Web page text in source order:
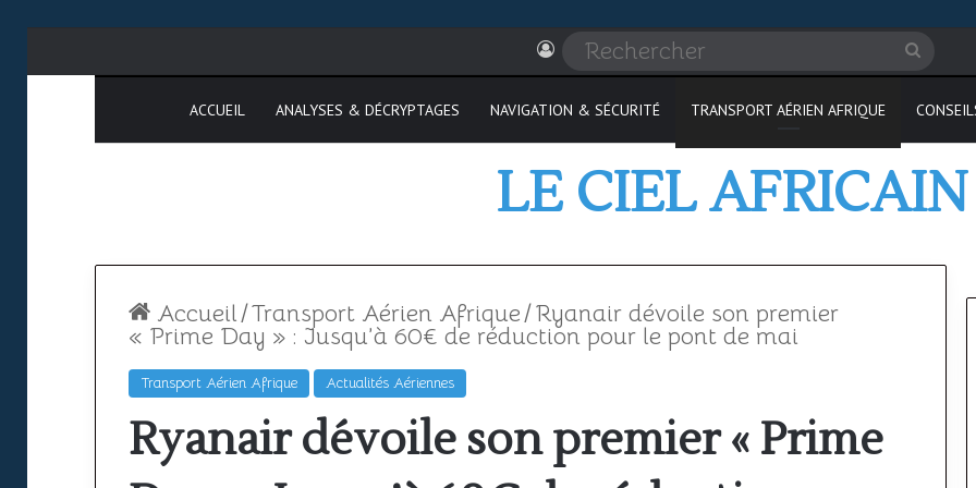
Connexion
ACCUEIL ANALYSES & DÉCRYPTAGES NAVIGATION & SÉCURITÉ TRANSPORT AÉRIEN AFRIQUE
LE CIEL AFRICAIN
Accueil/Transport Aérien Afrique/Ryanair dévoile son premier
« Prime Day » : Jusqu’à 60€ de réduction pour le pont de mai
Transport Aérien Afrique Actualités Aériennes
Ryanair dévoile son premier « Prime
SAATM
:
pourquoi
passer
son